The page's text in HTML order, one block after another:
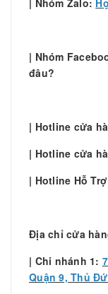
| Nhóm
đâu?
| Hotline cửa
| Hotline cửa
| Hotline Hỗ
Địa chỉ cửa
| Chi nhánh 1:
Quận 9, Thủ